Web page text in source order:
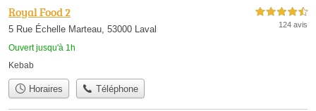
Royal Food 2
5 Rue Échelle Marteau, 53000 Laval
Ouvert jusqu'à 1h
4,5 étoiles sur 5
124 avis
Kebab
Horaires Téléphone